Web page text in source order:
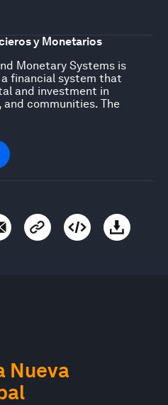
y Monetarios
Monetary Systems is
financial system that
and investment in
communities. The
Nueva